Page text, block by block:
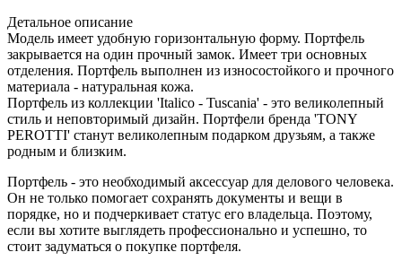
Детальное описание
Модель имеет удобную горизонтальную форму. Портфель
закрывается на один прочный замок. Имеет три основных
отделения. Портфель выполнен из износостойкого и прочного
материала - натуральная кожа.
Портфель из коллекции 'Italico - Tuscania' - это великолепный
стиль и неповторимый дизайн. Портфели бренда 'TONY
PEROTTI' станут великолепным подарком друзьям, а также
родным и близким.
Портфель - это необходимый аксессуар для делового человека.
Он не только помогает сохранять документы и вещи в
порядке, но и подчеркивает статус его владельца. Поэтому,
если вы хотите выглядеть профессионально и успешно, то
стоит задуматься о покупке портфеля.